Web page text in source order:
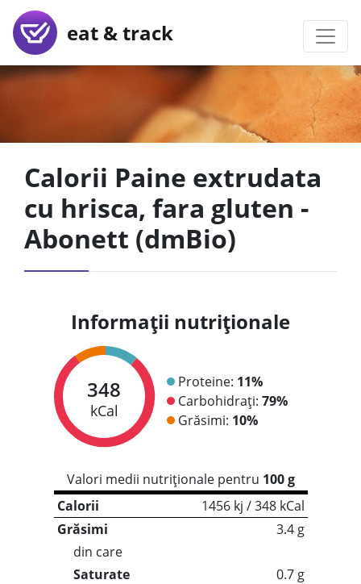
eat & track
Calorii Paine extrudata
cu hrisca, fara gluten -
Abonett (dmBio)
Informații nutriționale
348
kCal
Proteine: 11%
Carbohidrați: 79%
Grăsimi: 10%
Valori medii nutriționale pentru 100 g
Calorii
1456 kj / 348 kCal
Grăsimi
3.4 g
din care
Saturate
0.7 g